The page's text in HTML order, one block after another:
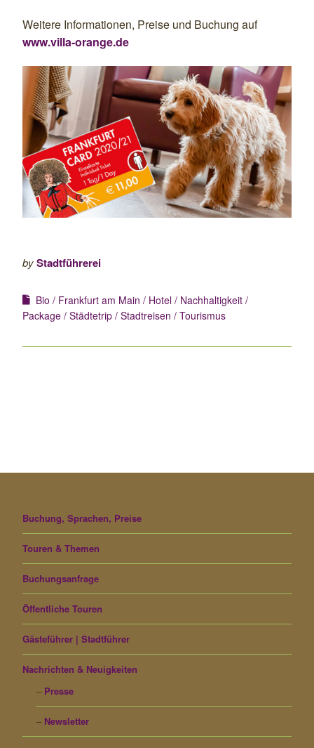
Weitere Informationen, Preise und Buchung auf
www.villa-orange.de
byStadtführerei
Bio Frankfurt am Main Hotel
Nachhaltigkeit
Package Städtetrip Stadtreisen Tourismus
Buchung, Sprachen, Preise
Touren & Themen
Buchungsanfrage
Öffentliche Touren
Gästeführer | Stadtführer
Nachrichten & Neuigkeiten
Presse
Newsletter